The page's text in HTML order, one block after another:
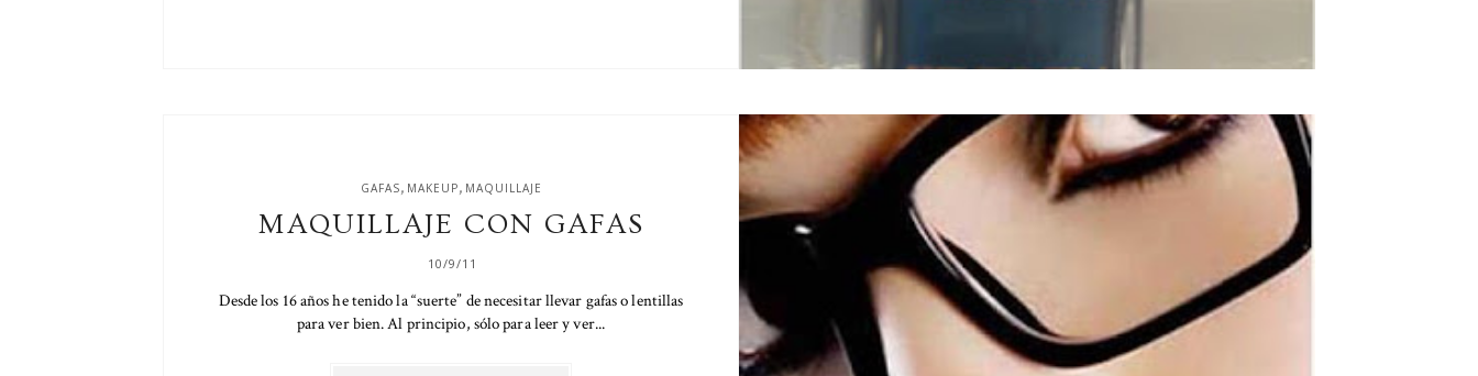
GAFAS, MAKEUP, MAQUILLAJE
MAQUILLAJE CON GAFAS
10/9/11
Desde los 16 años he tenido la “suerte” de necesitar llevar gafas o lentillas
para ver bien. Al principio, sólo para leer y ver...